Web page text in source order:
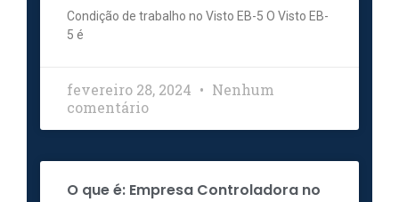
Condição de trabalho no Visto EB-5 O Visto EB-
5 é
fevereiro 28, 2024
Nenhum
comentário
O que é: Empresa Controladora no